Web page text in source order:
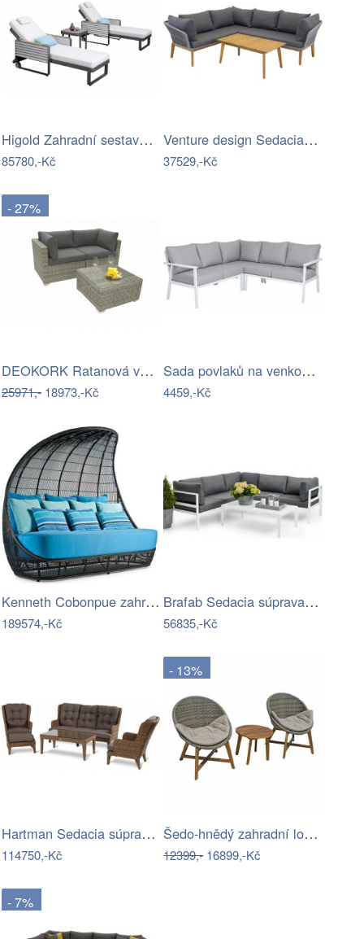
Higold Zahradní sestava HIGOLD -…
85780,-Kč
Venture design Sedacia súprava šedá…
37529,-Kč
- 27%
DEOKORK Ratanová variabilní sestava…
25971,- 18973,-Kč
Sada povlaků na venkovní polštáře…
4459,-Kč
Kenneth Cobonpue zahradní sedačky…
189574,-Kč
Brafab Sedacia súprava LEONE Biela -…
56835,-Kč
Hartman Sedacia súprava LOUIS Mdum
114750,-Kč
- 13%
Šedo-hnědý zahradní lounge set z…
12399,-16899,-Kč
- 7%